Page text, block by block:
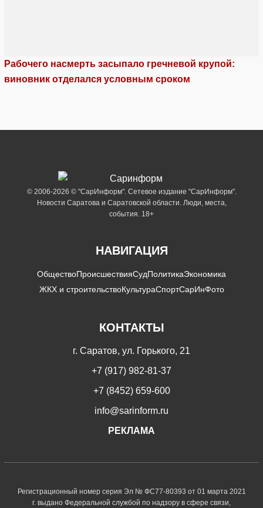
Рабочего насмерть засыпало гречневой крупой:
виновник отделался условным сроком
© 2006-2026 © "СарИнформ". Сетевое издание "СарИнформ".
Новости Саратова и Саратовской области. Люди, места,
события. 18+
НАВИГАЦИЯ
ОбществоПроисшествияСудПолитикаЭкономика
ЖКХ и строительствоКультураСпортСарИнФото
КОНТАКТЫ
г. Саратов, ул. Горького, 21
+7 (917) 982-81-37
+7 (8452) 659-600
info@sarinform.ru
РЕКЛАМА
Регистрационный номер серия Эл № ФС77-80393 от 01 марта 2021
г. выдано Федеральной службой по надзору в сфере связи,